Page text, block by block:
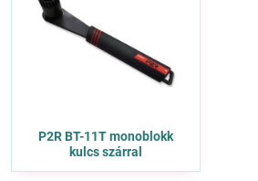
P2R BT-11T monoblokk
kulcs szárral